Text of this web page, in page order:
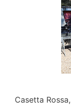
Casetta